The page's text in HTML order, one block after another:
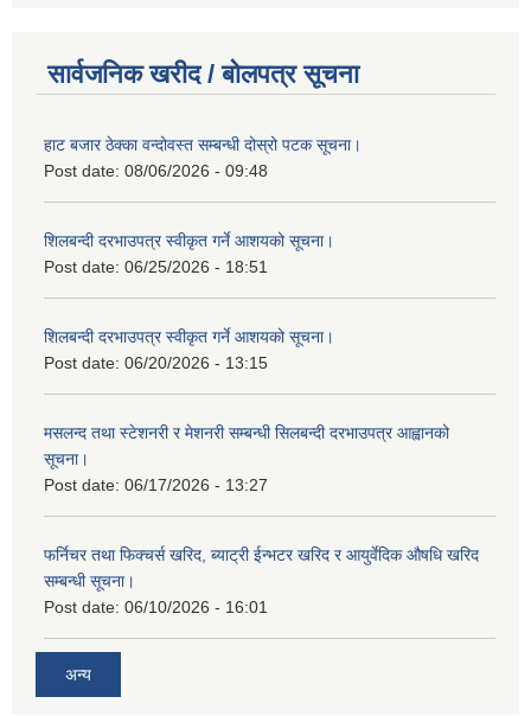
सार्वजनिक खरीद / बोलपत्र सूचना
हाट बजार ठेक्का वन्दोवस्त सम्बन्धी दोस्रो पटक सूचना।
Post date: 08/06/2026 - 09:48
शिलबन्दी दरभाउपत्र स्वीकृत गर्ने आशयको सूचना।
Post date: 06/25/2026 - 18:51
शिलबन्दी दरभाउपत्र स्वीकृत गर्ने आशयको सूचना।
Post date: 06/20/2026 - 13:15
मसलन्द तथा स्टेशनरी र मेशनरी सम्बन्धी सिलबन्दी दरभाउपत्र आह्वानको
सूचना।
Post date: 06/17/2026 - 13:27
फर्निचर तथा फिक्चर्स खरिद, ब्याट‍्री ईन्भटर खरिद र आयुर्वेदिक औषधि खरिद
सम्बन्धी सूचना।
Post date: 06/10/2026 - 16:01
अन्य